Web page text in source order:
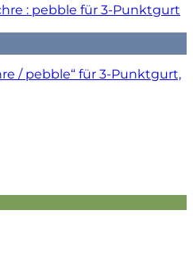
Auf die Wunschliste
/ pebble“ für 3-Punktgurt,